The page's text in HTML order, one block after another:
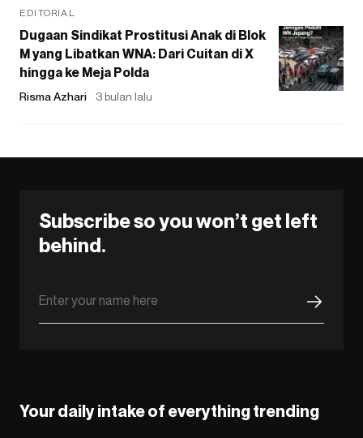
EDITORIAL
Dugaan Sindikat Prostitusi Anak di Blok
M yang Libatkan WNA: Dari Cuitan di X
hingga ke Meja Polda
Risma Azhari 3 bulan lalu
Subscribe so you won’t get left
behind.
Your daily intake of everything trending